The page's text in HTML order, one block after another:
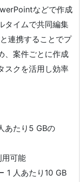
などで作成
タイムで共同編集
連携することでプ
、案件ごとに作成
スクを活用し効率
あたり5 GBの
能
1 人あたり10 GB